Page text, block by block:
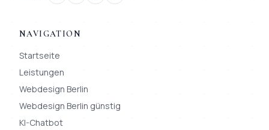
NAVIGATION
Startseite
Leistungen
Webdesign Berlin
Webdesign Berlin günstig
KI-Chatbot